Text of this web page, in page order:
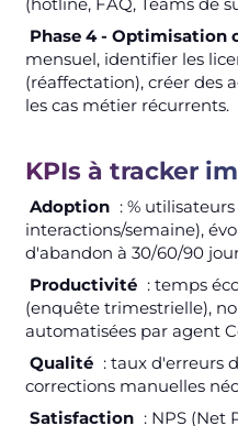
(hotline, FAQ, Teams de
Phase 4 - Optimisation
mensuel, identifier les
(réaffectation), créer des
les cas métier récurrents.
KPIs à tracker
Adoption : %
interactions/semaine),
d'abandon à 30/60/90
Productivité : temps
(enquête trimestrielle),
automatisées par agent
Qualité : taux d'erreurs
corrections manuelles
Satisfaction : NPS (Net